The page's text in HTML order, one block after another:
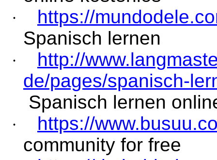
·
https://
Spanisch lernen
·
http://
de/pages/spanisch-
Spanisch lernen
·
https://
community for free